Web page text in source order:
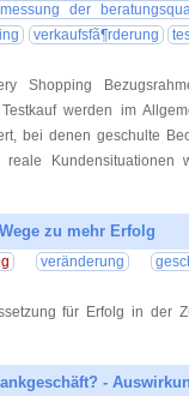
messung der
verkaufsfã¶rderung
Shopping
werden im
bei denen geschulte
Kundensituationen
zu mehr Erfolg
veränderung
für Erfolg in der
-